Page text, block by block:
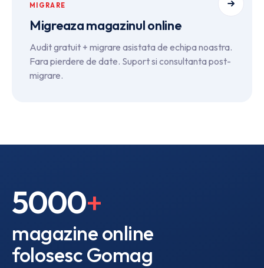
MIGRARE
Migreaza magazinul online
Audit gratuit + migrare asistata de echipa noastra.
Fara pierdere de date. Suport si consultanta post-
migrare.
5000+
magazine online
folosesc Gomag